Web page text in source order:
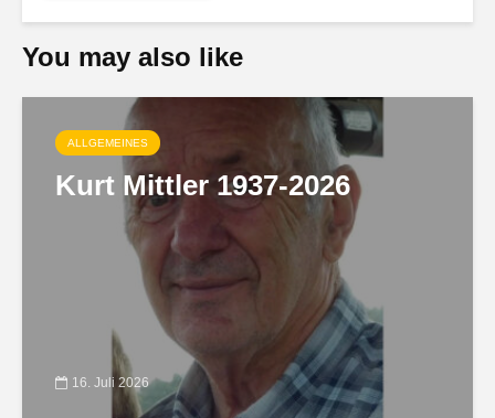
You may also like
ALLGEMEINES
Kurt Mittler 1937-2026
16. Juli 2026